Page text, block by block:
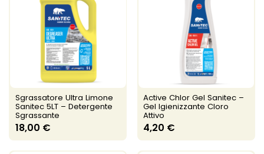
Sgrassatore Ultra Limone
Sanitec 5LT – Detergente
Sgrassante
18,00 €
Active Chlor Gel Sanitec –
Gel Igienizzante Cloro
Attivo
4,20 €